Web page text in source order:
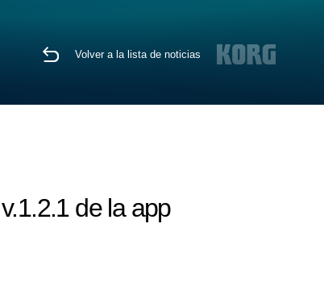
Volver a la lista de noticias
de la app